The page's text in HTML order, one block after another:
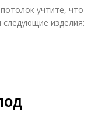
учтите, что
изделия: